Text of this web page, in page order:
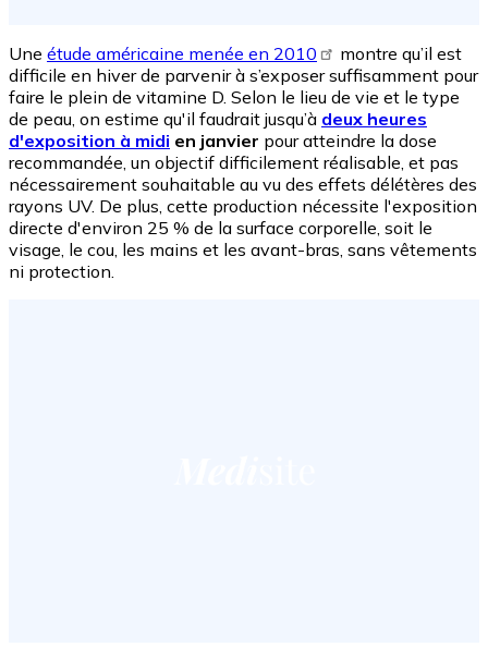
Une étude américaine menée en 2010
montre qu’il est
difficile en hiver de parvenir à s’exposer suffisamment pour
faire le plein de vitamine D. Selon le lieu de vie et le type
de peau, on estime qu'il faudrait jusqu’à deux heures
d'exposition à midi en janvier pour atteindre la dose
recommandée, un objectif difficilement réalisable, et pas
nécessairement souhaitable au vu des effets délétères des
rayons UV. De plus, cette production nécessite l'exposition
directe d'environ 25 % de la surface corporelle, soit le
visage, le cou, les mains et les avant-bras, sans vêtements
ni protection.